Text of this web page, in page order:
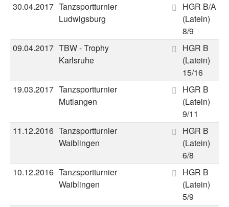
30.04.2017 Tanzsportturnier
Ludwigsburg
HGR B/A
(Latein)
8/9
09.04.2017 TBW - Trophy
Karlsruhe
HGR B
(Latein)
15/16
19.03.2017 Tanzsportturnier
Mutlangen
HGR B
(Latein)
9/11
11.12.2016 Tanzsportturnier
Waiblingen
HGR B
(Latein)
6/8
10.12.2016 Tanzsportturnier
Waiblingen
HGR B
(Latein)
5/9